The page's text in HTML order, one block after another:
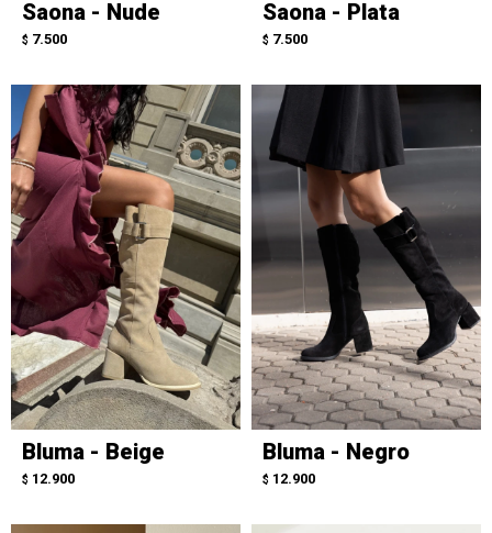
Saona - Nude
$ 7.500
Saona - Plata
$ 7.500
Bluma - Beige
$ 12.900
Bluma - Negro
$ 12.900